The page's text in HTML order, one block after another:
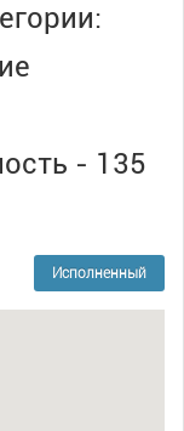
- 135
Исполненный